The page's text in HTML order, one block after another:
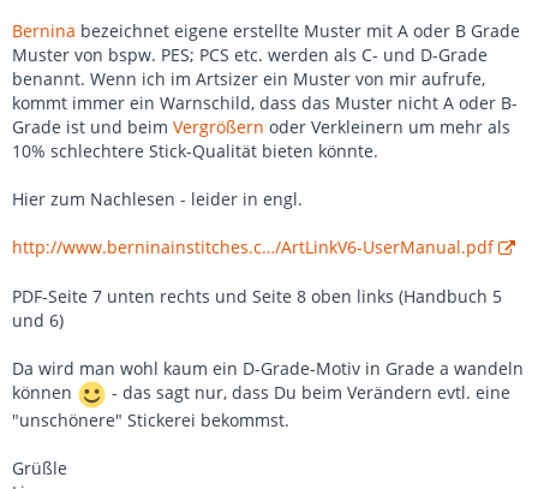
Bernina bezeichnet eigene erstellte Muster mit A oder B Grade
Muster von bspw. PES; PCS etc. werden als C- und D-Grade
benannt. Wenn ich im Artsizer ein Muster von mir aufrufe,
kommt immer ein Warnschild, dass das Muster nicht A oder B-
Grade ist und beim Vergrößern oder Verkleinern um mehr als
10% schlechtere Stick-Qualität bieten könnte.
Hier zum Nachlesen - leider in engl.
http://www.berninainstitches.c…/ArtLinkV6-UserManual.pdf
PDF-Seite 7 unten rechts und Seite 8 oben links (Handbuch 5
und 6)
Da wird man wohl kaum ein D-Grade-Motiv in Grade a wandeln
können
- das sagt nur, dass Du beim Verändern evtl. eine
"unschönere" Stickerei bekommst.
Grüßle